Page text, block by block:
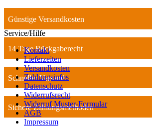
Günstige Versandkosten
14 Tage Rückgaberecht
Schneller Versand
Sichere Zahlungsmethoden
Service/Hilfe
Kontakt
Lieferzeiten
Versandkosten
Zahlungsinfos
Datenschutz
Widerrufsrecht
Widerruf Muster-Formular
AGB
Impressum